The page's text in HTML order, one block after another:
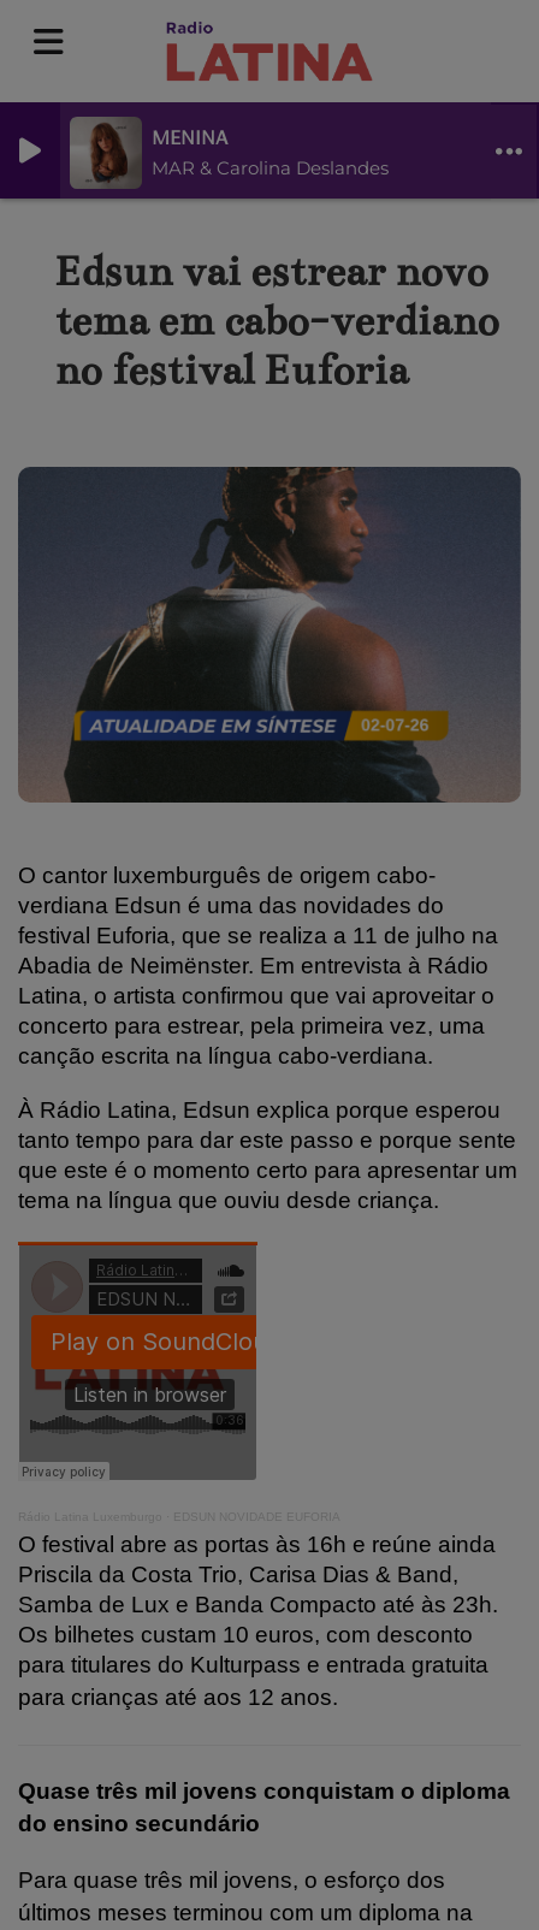
MENINA
MAR & Carolina Deslandes
Edsun vai estrear novo
tema em cabo-verdiano
no festival Euforia
O cantor luxemburguês de origem cabo-
verdiana Edsun é uma das novidades do
festival Euforia, que se realiza a 11 de julho na
Abadia de Neimënster. Em entrevista à Rádio
Latina, o artista confirmou que vai aproveitar o
concerto para estrear, pela primeira vez, uma
canção escrita na língua cabo-verdiana.
À Rádio Latina, Edsun explica porque esperou
tanto tempo para dar este passo e porque sente
que este é o momento certo para apresentar um
tema na língua que ouviu desde criança.
Rádio Latina Luxemburgo EDSUN NOVIDADE EUFORIA
O festival abre as portas às 16h e reúne ainda
Priscila da Costa Trio, Carisa Dias & Band,
Samba de Lux e Banda Compacto até às 23h.
Os bilhetes custam 10 euros, com desconto
para titulares do Kulturpass e entrada gratuita
para crianças até aos 12 anos.
Quase três mil jovens conquistam o diploma
do ensino secundário
Para quase três mil jovens, o esforço dos
últimos meses terminou com um diploma na